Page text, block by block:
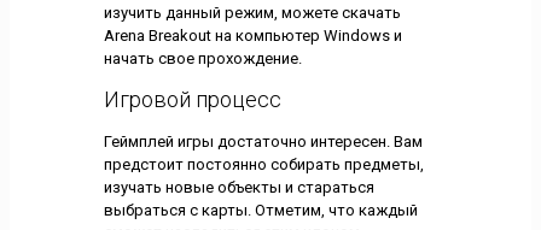
изучить данный режим, можете скачать
Arena Breakout на компьютер Windows и
начать свое прохождение.
Игровой процесс
Геймплей игры достаточно интересен. Вам
предстоит постоянно собирать предметы,
изучать новые объекты и стараться
выбраться с карты. Отметим, что каждый